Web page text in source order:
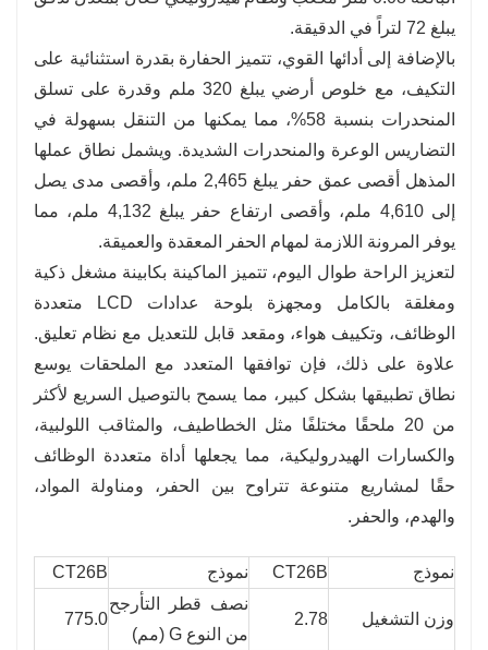
يبلغ 72 لتراً في الدقيقة.
بالإضافة إلى أدائها القوي، تتميز الحفارة بقدرة استثنائية على
التكيف، مع خلوص أرضي يبلغ 320 ملم وقدرة على تسلق
المنحدرات بنسبة 58%، مما يمكنها من التنقل بسهولة في
التضاريس الوعرة والمنحدرات الشديدة. ويشمل نطاق عملها
المذهل أقصى عمق حفر يبلغ 2,465 ملم، وأقصى مدى يصل
إلى 4,610 ملم، وأقصى ارتفاع حفر يبلغ 4,132 ملم، مما
يوفر المرونة اللازمة لمهام الحفر المعقدة والعميقة.
لتعزيز الراحة طوال اليوم، تتميز الماكينة بكابينة مشغل ذكية
ومغلقة بالكامل ومجهزة بلوحة عدادات LCD متعددة
الوظائف، وتكييف هواء، ومقعد قابل للتعديل مع نظام تعليق.
علاوة على ذلك، فإن توافقها المتعدد مع الملحقات يوسع
نطاق تطبيقها بشكل كبير، مما يسمح بالتوصيل السريع لأكثر
من 20 ملحقًا مختلفًا مثل الخطاطيف، والمثاقب اللولبية،
والكسارات الهيدروليكية، مما يجعلها أداة متعددة الوظائف
حقًا لمشاريع متنوعة تتراوح بين الحفر، ومناولة المواد،
والهدم، والحفر.
نموذج CT26B نموذج CT26B
وزن التشغيل 2.78
نصف قطر التأرجح
من النوع G (مم)
775.0